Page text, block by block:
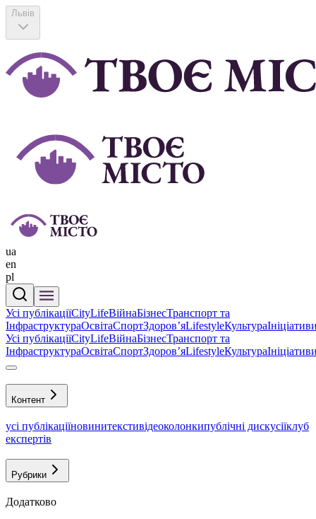
Львів
ua
en
pl
Усі публікаціїCityLifeВійнаБізнесТранспорт та
ІнфраструктураОсвітаСпортЗдоровʼяLifestyleКультура
Усі публікаціїCityLifeВійнаБізнесТранспорт та
ІнфраструктураОсвітаСпортЗдоровʼяLifestyleКультура
Контент
усі публікаціїновинитекстивідеоколонкипублічні дискусіїклуб
експертів
Рубрики
Додатково